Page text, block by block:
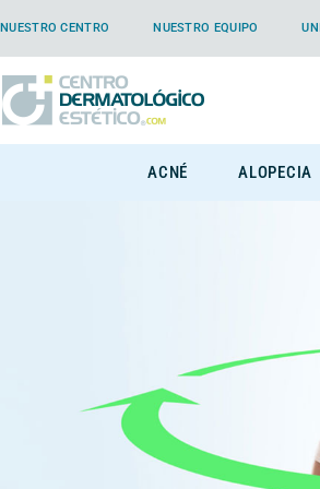
NUESTRO CENTRO NUESTRO EQUIPO
ACNÉ ALOPECIA